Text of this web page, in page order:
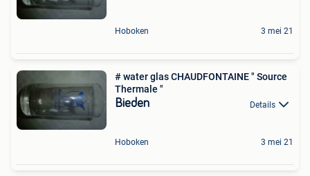
Hoboken 3 mei 21
# water glas CHAUDFONTAINE " Source
Thermale "
Bieden Details
Hoboken 3 mei 21